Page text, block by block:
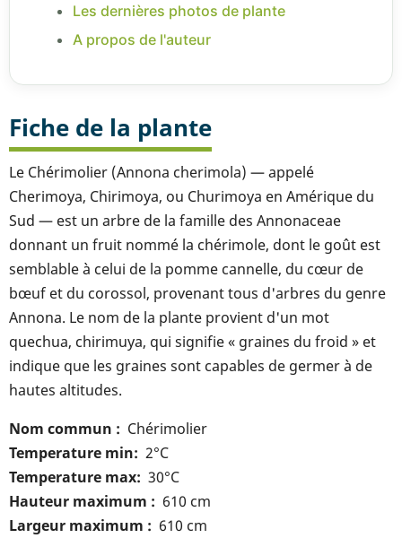
Les dernières photos de plante
A propos de l'auteur
Fiche de la plante
Le Chérimolier (Annona cherimola) — appelé
Cherimoya, Chirimoya, ou Churimoya en Amérique du
Sud — est un arbre de la famille des Annonaceae
donnant un fruit nommé la chérimole, dont le goût est
semblable à celui de la pomme cannelle, du cœur de
bœuf et du corossol, provenant tous d'arbres du genre
Annona. Le nom de la plante provient d'un mot
quechua, chirimuya, qui signifie « graines du froid » et
indique que les graines sont capables de germer à de
hautes altitudes.
Nom commun
Chérimolier
Temperature min
2°C
Temperature max 30°C
Hauteur maximum
610 cm
Largeur maximum
610 cm